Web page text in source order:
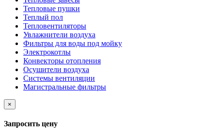
Тепловые пушки
Теплый пол
Тепловентиляторы
Увлажнители воздуха
Фильтры для воды под мойку
Электрокотлы
Конвекторы отопления
Осушители воздуха
Системы вентиляции
Магистральные фильтры
×
Запросить цену